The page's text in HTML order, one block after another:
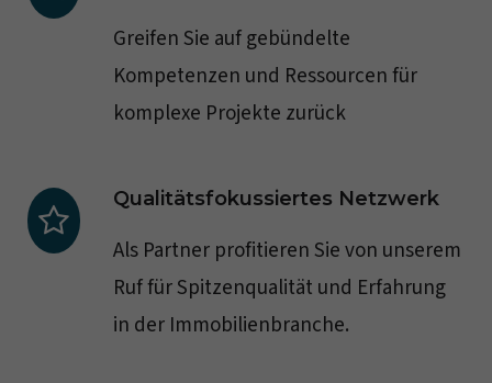
Greifen Sie auf gebündelte
Kompetenzen und Ressourcen für
komplexe Projekte zurück
Qualitätsfokussiertes Netzwerk
Als Partner profitieren Sie von unserem
Ruf für Spitzenqualität und Erfahrung
in der Immobilienbranche.